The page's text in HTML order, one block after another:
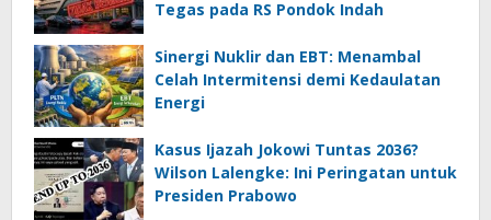
Tegas pada RS Pondok Indah
Sinergi Nuklir dan EBT: Menambal
Celah Intermitensi demi Kedaulatan
Energi
Kasus Ijazah Jokowi Tuntas 2036?
Wilson Lalengke: Ini Peringatan untuk
Presiden Prabowo